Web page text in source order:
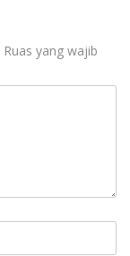
Ruas yang wajib